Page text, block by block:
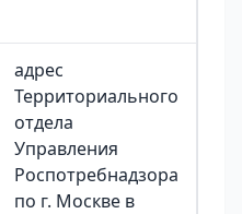
адрес
Территориального
отдела
Управления
Роспотребнадзора
по г. Москве в